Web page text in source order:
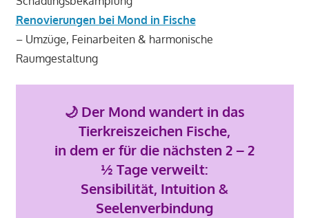
Renovierungen bei Mond in Fische
– Umzüge, Feinarbeiten & harmonische
Raumgestaltung
🌙 Der Mond wandert in das
Tierkreiszeichen Fische,
in dem er für die nächsten 2 – 2
½ Tage verweilt:
Sensibilität, Intuition &
Seelenverbindung